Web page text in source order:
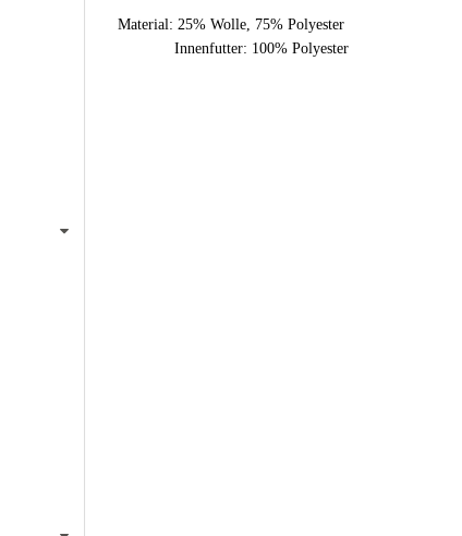
Material: 25% Wolle, 75% Polyester
Innenfutter: 100% Polyester